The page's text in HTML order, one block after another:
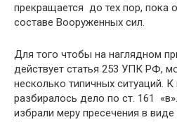
прекращается до тех пор, пока
составе Вооруженных сил.
Для того чтобы на наглядном
действует статья 253 УПК РФ,
несколько типичных ситуаций. К
разбиралось дело по ст. 161
избрали меру пресечения в